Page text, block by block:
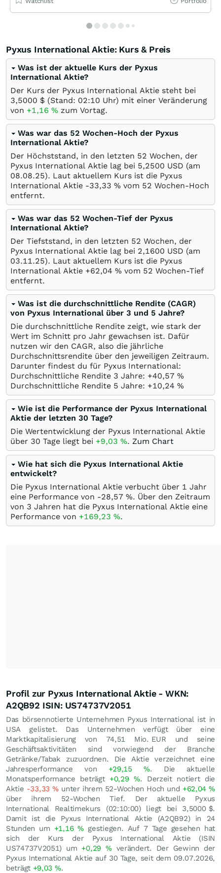
Pyxus International Aktie: Kurs & Preis
Was ist der aktuelle Kurs der Pyxus
International Aktie?
Der Kurs der Pyxus International Aktie steht bei
3,5000 $ (Stand: 02:10 Uhr) mit einer Veränderung
von +1,16 % zum Vortag.
Was war das 52 Wochen-Hoch der Pyxus
International Aktie?
Der Höchststand, in den letzten 52 Wochen, der
Pyxus International Aktie lag bei 5,2500 USD (am
08.08.25). Laut aktuellem Kurs ist die Pyxus
International Aktie -33,33 % vom 52 Wochen-Hoch
entfernt.
Was war das 52 Wochen-Tief der Pyxus
International Aktie?
Der Tiefststand, in den letzten 52 Wochen, der
Pyxus International Aktie lag bei 2,1600 USD (am
03.11.25). Laut aktuellem Kurs ist die Pyxus
International Aktie +62,04 % vom 52 Wochen-Tief
entfernt.
Was ist die durchschnittliche Rendite (CAGR)
von Pyxus International über 3 und 5 Jahre?
Die durchschnittliche Rendite zeigt, wie stark der
Wert im Schnitt pro Jahr gewachsen ist. Dafür
nutzen wir den CAGR, also die jährliche
Durchschnittsrendite über den jeweiligen Zeitraum.
Darunter findest du für Pyxus International:
Durchschnittliche Rendite 3 Jahre: +40,57 %
Durchschnittliche Rendite 5 Jahre: +10,24 %
Wie ist die Performance der Pyxus International
Aktie der letzten 30 Tage?
Die Wertentwicklung der Pyxus International Aktie
über 30 Tage liegt bei +9,03 %. Zum Chart
Wie hat sich die Pyxus International Aktie
entwickelt?
Die Pyxus International Aktie verbucht über 1 Jahr
eine Performance von -28,57 %. Über den Zeitraum
von 3 Jahren hat die Pyxus International Aktie eine
Performance von +169,23 %.
Profil zur Pyxus International Aktie - WKN:
A2QB92 ISIN: US74737V2051
Das börsennotierte Unternehmen Pyxus International ist in
USA gelistet. Das Unternehmen verfügt über eine
Marktkapitalisierung von 74,51 Mio. EUR und seine
Geschäftsaktivitäten sind vorwiegend der Branche
Getränke/Tabak zuzuordnen. Die Aktie verzeichnet eine
Jahresperformance von +29,15%. Die aktuelle
Monatsperformance beträgt +0,29%. Derzeit notiert die
Aktie -33,33%unter ihrem 52-Wochen Hoch und +62,04%
über ihrem 52-Wochen Tief. Der aktuelle Pyxus
International Realtimekurs (02:10:00) liegt bei 3,5000 $.
Damit ist die Pyxus International Aktie (A2QB92) in 24
Stunden um +1,16% gestiegen. Auf 7 Tage gesehen hat
sich der Kurs der Pyxus International Aktie (ISIN
US74737V2051) um +0,29 %verändert. Der Gewinn der
Pyxus International Aktie auf 30 Tage, seit dem 09.07.2026,
beträgt +9,03 %.